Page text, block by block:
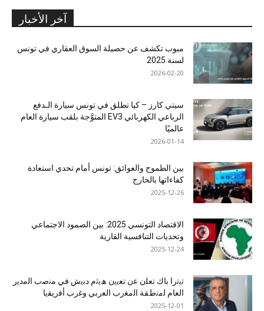
آخر الأخبار
مبوب تكشف عن حصيلة السوق العقاري في تونس
لسنة 2025
2026-02-20
سيتي كارز – كيا تطلق في تونس سيارة الـدفع
الرباعي الكهربائي EV3 المتوَّجة بلقب سيارة العام
عالميًا
2026-01-14
بين الطموح والعوائق: تونس أمام تحدي استعادة
كفاءاتها بالخارج
2025-12-26
الاقتصاد التونسي 2025: بين الصمود الاجتماعي
وتحديات التنافسية القارية
2025-12-24
ﺗﯾﺗرا ﺑﺎك ﺗﻌﻠن ﻋن ﺗﻌﯾﯾن ھﯾﺛم دﺑﯾش ﻓﻲ ﻣﻧﺻب اﻟﻣدﯾر
اﻟﻌﺎم ﻟﻣﻧطﻘﺔ اﻟﻣﻐرب اﻟﻌرﺑﻲ وﻏرب أﻓرﯾﻘﯾﺎ
2025-12-01